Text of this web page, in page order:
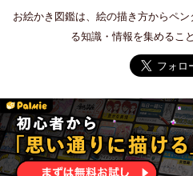
お絵かき図鑑は、絵の描き方からペ
る知識・情報を集めるこ